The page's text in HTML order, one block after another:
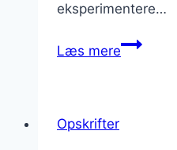
eksperimentere…
Læs mereKyllingelår
Opskrifter